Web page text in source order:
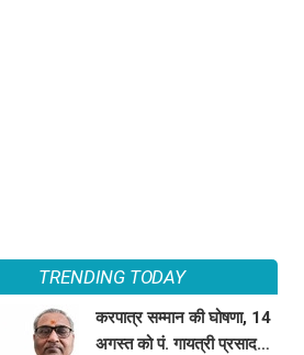
TRENDING TODAY
करपात्र सम्मान की घोषणा, 14
अगस्त को पं. गायत्री प्रसाद